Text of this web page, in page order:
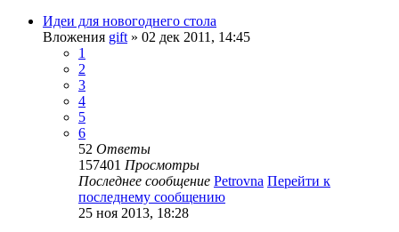
Идеи для новогоднего стола
Вложения gift» 02 дек 2011, 14:45
1
2
3
4
5
6
52 Ответы
157401 Просмотры
Последнее сообщение Petrovna Перейти к
последнему сообщению
25 ноя 2013, 18:28